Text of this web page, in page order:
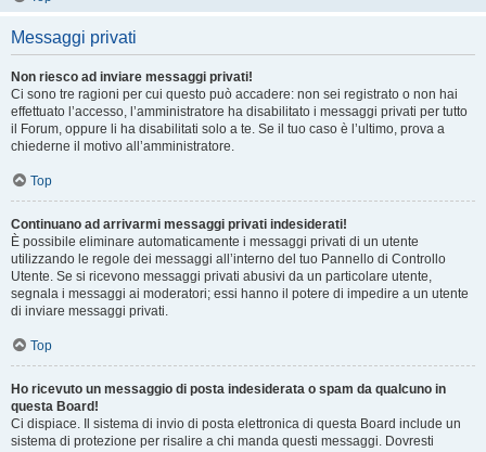
Messaggi privati
Non riesco ad inviare messaggi privati!
Ci sono tre ragioni per cui questo può accadere: non sei registrato o non hai
effettuato l’accesso, l’amministratore ha disabilitato i messaggi privati per tutto
il Forum, oppure li ha disabilitati solo a te. Se il tuo caso è l’ultimo, prova a
chiederne il motivo all’amministratore.
Top
Continuano ad arrivarmi messaggi privati indesiderati!
È possibile eliminare automaticamente i messaggi privati ​​di un utente
utilizzando le regole dei messaggi all’interno del tuo Pannello di Controllo
Utente. Se si ricevono messaggi privati ​​abusivi da un particolare utente,
segnala i messaggi ai moderatori; essi hanno il potere di impedire a un utente
di inviare messaggi privati​​.
Top
Ho ricevuto un messaggio di posta indesiderata o spam da qualcuno in
questa Board!
Ci dispiace. Il sistema di invio di posta elettronica di questa Board include un
sistema di protezione per risalire a chi manda questi messaggi. Dovresti